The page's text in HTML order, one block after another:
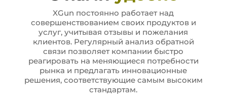
XGun постоянно работает над
совершенствованием своих продуктов и
услуг, учитывая отзывы и пожелания
клиентов. Регулярный анализ обратной
связи позволяет компании быстро
реагировать на меняющиеся потребности
рынка и предлагать инновационные
решения, соответствующие самым высоким
стандартам.